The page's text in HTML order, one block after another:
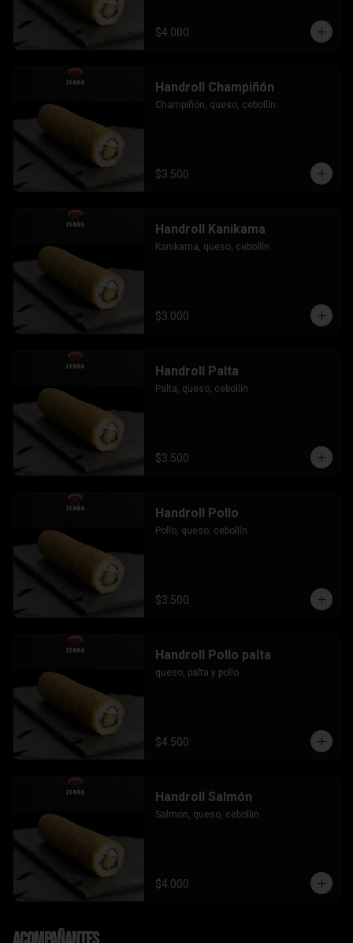
$4.000
Handroll Champiñón
Champiñón, queso, cebollín.
$3.500
Handroll Kanikama
Kanikama, queso, cebollín.
$3.000
Handroll Palta
Palta, queso, cebollín.
$3.500
Handroll Pollo
Pollo, queso, cebollín.
$3.500
Handroll Pollo palta
queso, palta y pollo
$4.500
Handroll Salmón
Salmon, queso, cebollin
$4.000